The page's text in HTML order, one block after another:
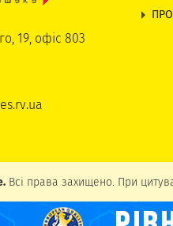
19, офіс 803
Всі права захищено. При